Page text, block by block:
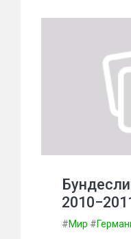
#Мир #